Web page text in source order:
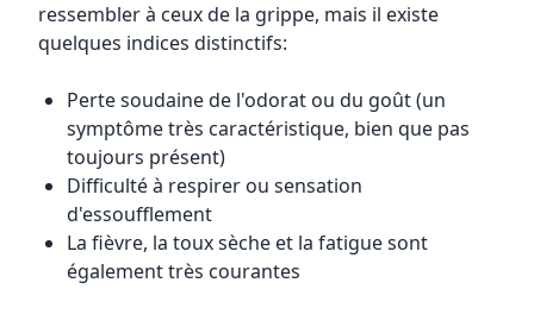
ressembler à ceux de la grippe, mais il existe
quelques indices distinctifs:
Perte soudaine de l'odorat ou du goût (un
symptôme très caractéristique, bien que pas
toujours présent)
Difficulté à respirer ou sensation
d'essoufflement
La fièvre, la toux sèche et la fatigue sont
également très courantes